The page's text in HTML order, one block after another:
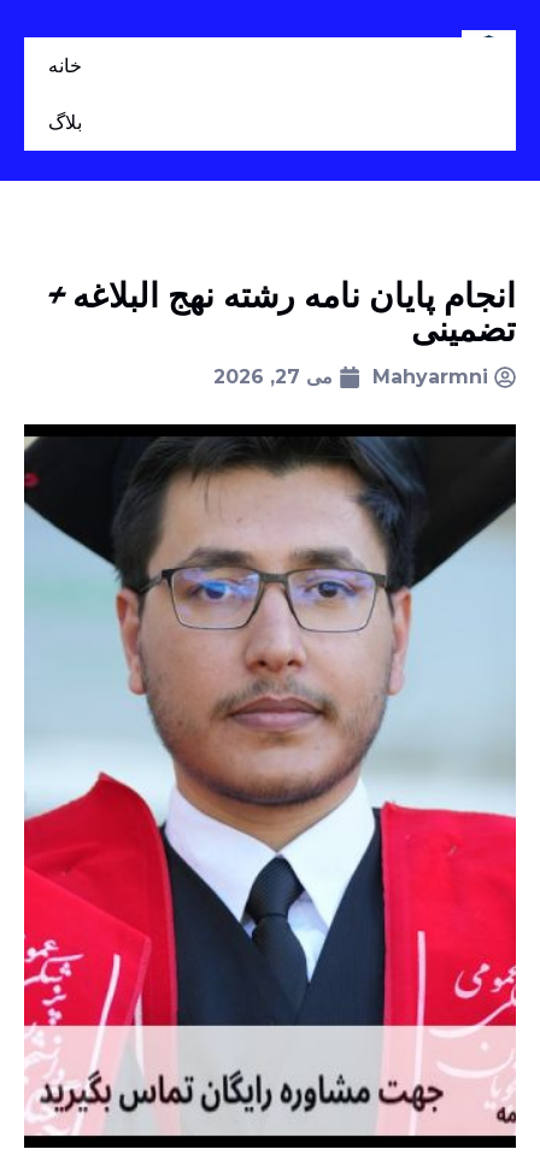
خانه
بلاگ
انجام پایان نامه رشته نهج البلاغه +
تضمینی
Mahyarmni می 27, 2026